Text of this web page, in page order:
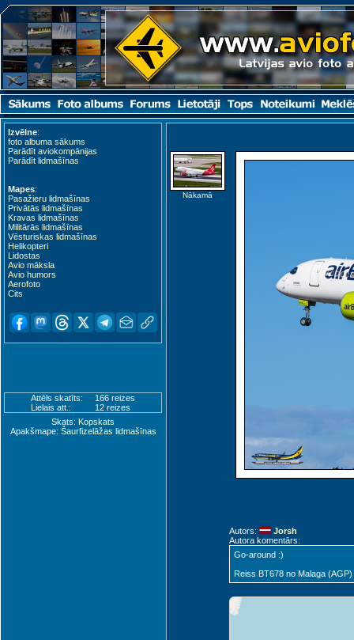
Izvēlne:
foto albuma sākums
Parādīt aviokompānijas
Parādīt lidmašīnas
Mapes:
Pasažieru lidmašīnas
Privātās lidmašīnas
Kravas lidmašīnas
Militārās lidmašīnas
Vēsturiskas lidmašīnas
Helikopteri
Lidostas
Avio māksla
Avio humors
Aerofoto
Cits
Attēls skatīts:
166 reizes
Lielais att.:
12 reizes
Skats: Kopskats
Apakšmape: Šaurfizelāžas lidmašīnas
Nākamā
Autors:
Jorsh
Autora komentārs:
Go-around :)
Reiss BT678 no Malaga (AGP)